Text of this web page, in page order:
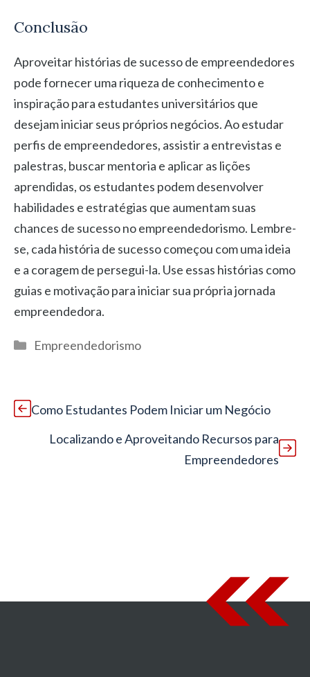
Conclusão
Aproveitar histórias de sucesso de empreendedores
pode fornecer uma riqueza de conhecimento e
inspiração para estudantes universitários que
desejam iniciar seus próprios negócios. Ao estudar
perfis de empreendedores, assistir a entrevistas e
palestras, buscar mentoria e aplicar as lições
aprendidas, os estudantes podem desenvolver
habilidades e estratégias que aumentam suas
chances de sucesso no empreendedorismo. Lembre-
se, cada história de sucesso começou com uma ideia
e a coragem de persegui-la. Use essas histórias como
guias e motivação para iniciar sua própria jornada
empreendedora.
Categorias
Empreendedorismo
Como Estudantes Podem Iniciar um Negócio
Localizando e Aproveitando Recursos para
Empreendedores